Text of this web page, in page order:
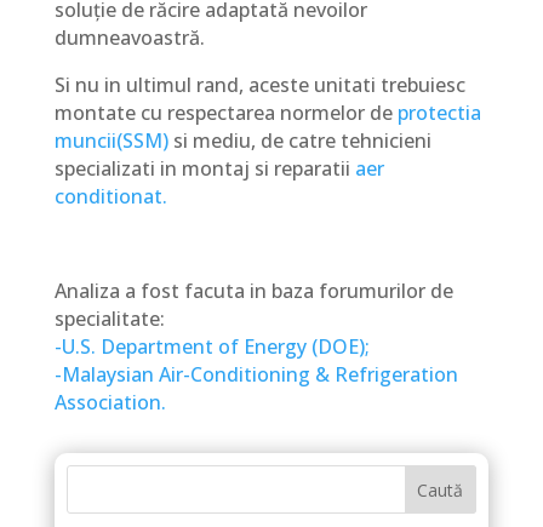
soluție de răcire adaptată nevoilor
dumneavoastră.
Si nu in ultimul rand, aceste unitati trebuiesc
montate cu respectarea normelor de protectia
muncii(SSM)si mediu, de catre tehnicieni
specializati in montaj si reparatii aer
conditionat.
Analiza a fost facuta in baza forumurilor de
specialitate:
-U.S. Department of Energy (DOE);
-Malaysian Air-Conditioning & Refrigeration
Association.
Caută